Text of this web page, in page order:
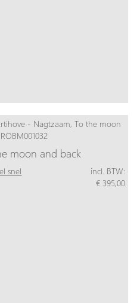
moon and back
snel
incl. BTW:
€ 395,00